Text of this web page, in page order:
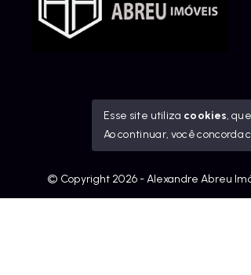
© Copyright 2026 - Alexandre Abreu
Esse site utiliza cookies,
Ao continuar, você concorda